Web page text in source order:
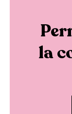
la